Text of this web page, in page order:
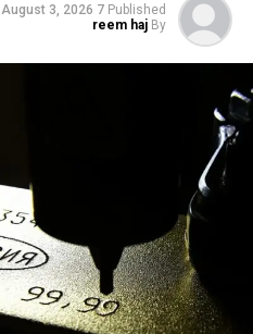
Published
7 days ago
August 3, 2026
By
reem haj